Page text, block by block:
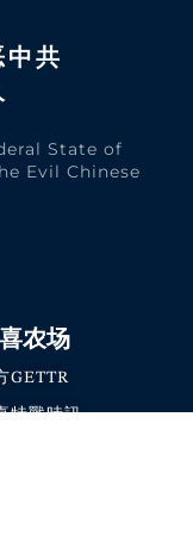
共
State of
Evil Chinese
农场
GETTR
特戰時訊